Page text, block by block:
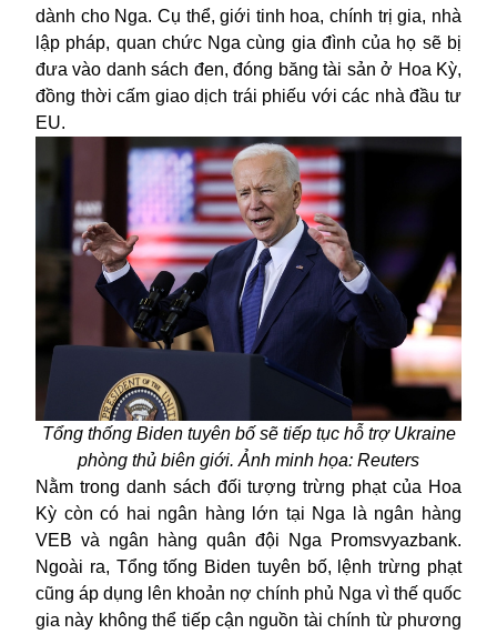
dành cho Nga. Cụ thể, giới tinh hoa, chính trị gia, nhà
lập pháp, quan chức Nga cùng gia đình của họ sẽ bị
đưa vào danh sách đen, đóng băng tài sản ở Hoa Kỳ,
đồng thời cấm giao dịch trái phiếu với các nhà đầu tư
EU.
Tổng thống Biden tuyên bố sẽ tiếp tục hỗ trợ Ukraine
phòng thủ biên giới. Ảnh minh họa: Reuters
Nằm trong danh sách đối tượng trừng phạt của Hoa
Kỳ còn có hai ngân hàng lớn tại Nga là ngân hàng
VEB và ngân hàng quân đội Nga Promsvyazbank.
Ngoài ra, Tổng tống Biden tuyên bố, lệnh trừng phạt
cũng áp dụng lên khoản nợ chính phủ Nga vì thế quốc
gia này không thể tiếp cận nguồn tài chính từ phương